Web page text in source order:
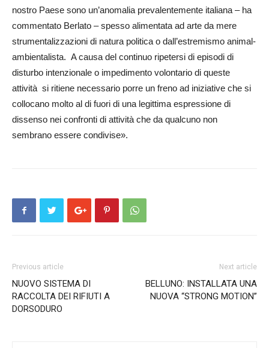
nostro Paese sono un’anomalia prevalentemente italiana – ha
commentato Berlato – spesso alimentata ad arte da mere
strumentalizzazioni di natura politica o dall’estremismo animal-
ambientalista. A causa del continuo ripetersi di episodi di
disturbo intenzionale o impedimento volontario di queste
attività si ritiene necessario porre un freno ad iniziative che si
collocano molto al di fuori di una legittima espressione di
dissenso nei confronti di attività che da qualcuno non
sembrano essere condivise».
Previous article
NUOVO SISTEMA DI
RACCOLTA DEI RIFIUTI A
DORSODURO
Next article
BELLUNO: INSTALLATA UNA
NUOVA “STRONG MOTION”